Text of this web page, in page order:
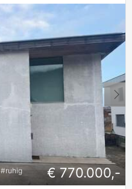
#ruhig € 770.000,-